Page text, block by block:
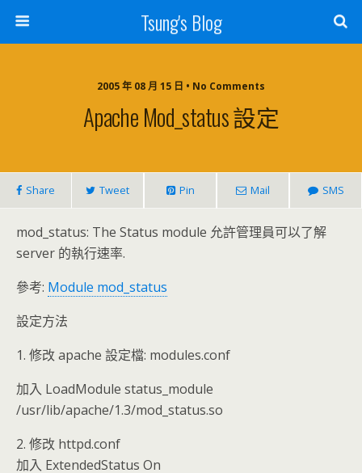
Tsung's Blog
2005 年 08 月 15 日 • No Comments
Apache Mod_status 設定
Share Tweet Pin Mail SMS
mod_status: The Status module 允許管理員可以了解
server 的執行速率.
參考: Module mod_status
設定方法
1. 修改 apache 設定檔: modules.conf
加入 LoadModule status_module
/usr/lib/apache/1.3/mod_status.so
2. 修改 httpd.conf
加入 ExtendedStatus On